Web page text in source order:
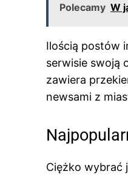
Polecamy W
Ilością postów
serwisie swoją
zawiera
newsami z
Ciężko wybrać